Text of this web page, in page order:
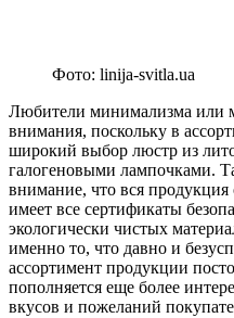
Фото: linija-svitla.ua
Любители минимализма или
внимания, поскольку в
широкий выбор люстр из
галогеновыми лампочками.
внимание, что вся продукция
имеет все сертификаты
экологически чистых
именно то, что давно и
ассортимент продукции
пополняется еще более
вкусов и пожеланий